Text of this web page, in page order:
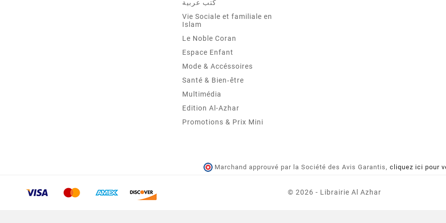
كتب عربية
Vie Sociale et familiale en
Islam
Le Noble Coran
Espace Enfant
Mode & Accéssoires
Santé & Bien‑être
Multimédia
Edition Al-Azhar
Promotions & Prix Mini
Marchand approuvé par la Société des Avis Garantis, cliquez ici pour
© 2026 - Librairie Al Azhar